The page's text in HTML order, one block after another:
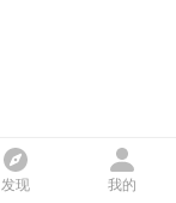
发现 我的